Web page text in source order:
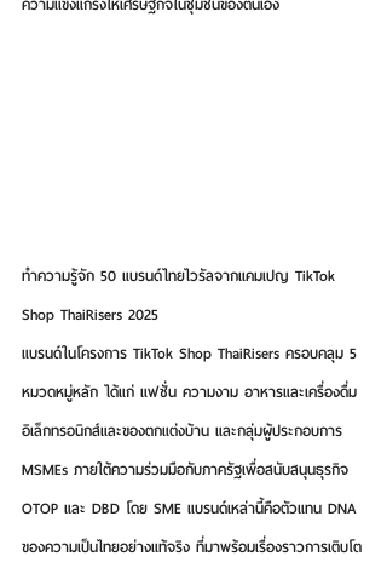
ทำความรู้จัก 50 แบรนด์ไทยไวรัลจากแคมเปญ TikTok
Shop ThaiRisers 2025
แบรนด์ในโครงการ TikTok Shop ThaiRisers ครอบคลุม 5
หมวดหมู่หลัก ได้แก่ แฟชั่น ความงาม อาหารและเครื่องดื่ม
อิเล็กทรอนิกส์และของตกแต่งบ้าน และกลุ่มผู้ประกอบการ
MSMEs ภายใต้ความร่วมมือกับภาครัฐเพื่อสนับสนุนธุรกิจ
OTOP และ DBD โดย SME แบรนด์เหล่านี้คือตัวแทน DNA
ของความเป็นไทยอย่างแท้จริง ที่มาพร้อมเรื่องราวการเติบโต